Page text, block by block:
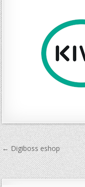
Navigace
pro
příspěvek
← Digiboss eshop